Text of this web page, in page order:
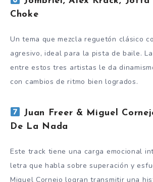
Choke
Un tema que mezcla reguetón clásico
agresivo, ideal para la pista de baile.
entre estos tres artistas le da
con cambios de ritmo bien logrados.
Juan Freer & Miguel
De La Nada
Este track tiene una carga emocional
letra que habla sobre superación y
Miguel Cornejo logran transmitir una